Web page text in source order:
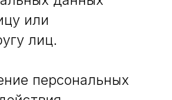
или
лиц.
персональных